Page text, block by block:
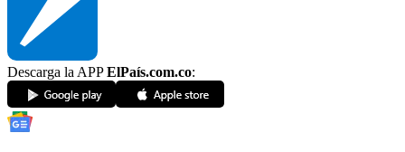
Descarga la APPElPaís.com.co: